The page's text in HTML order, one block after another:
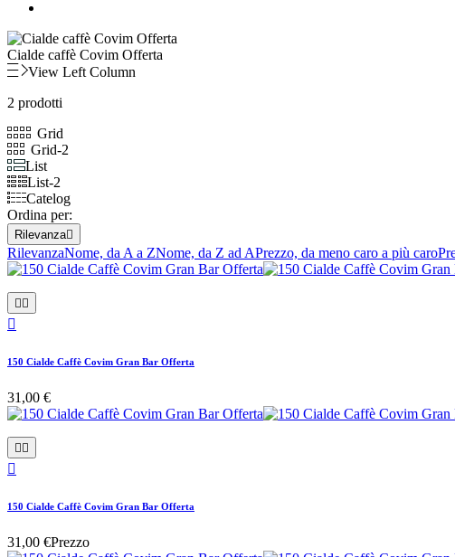
Cialde caffè Covim Offerta
View Left Column
2 prodotti
Grid
Grid-2
List
List-2
Catelog
Ordina per:
Rilevanza
RilevanzaNome, da A a ZNome, da Z ad APrezzo, da meno caro a più caro
 

150 Cialde Caffè Covim Gran Bar Offerta
31,00 €
 

150 Cialde Caffè Covim Gran Bar Offerta
31,00 €Prezzo